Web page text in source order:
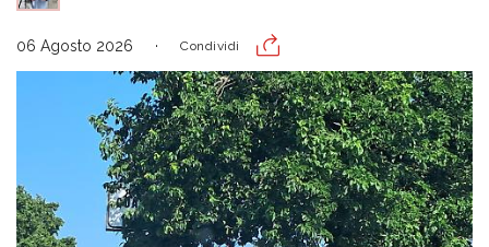
06 Agosto 2026 Condividi